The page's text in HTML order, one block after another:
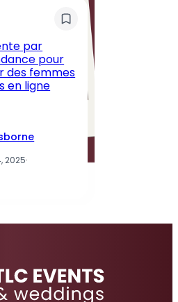
par
pour
des femmes
en ligne
2025·